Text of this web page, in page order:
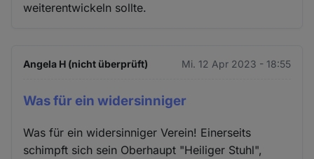
weiterentwickeln sollte.
Angela H (nicht überprüft) Mi. 12 Apr 2023 - 18:55
Was für ein widersinniger
Was für ein widersinniger Verein! Einerseits
schimpft sich sein Oberhaupt "Heiliger Stuhl",